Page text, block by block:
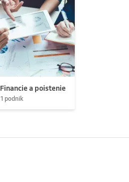
Financie a poistenie
1 podnik